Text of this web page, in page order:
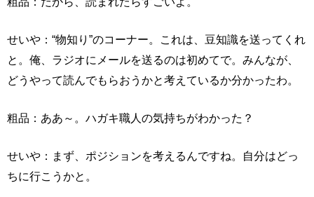
せいや：“物知り”のコーナー。これは、豆知識を送ってくれ
と。俺、ラジオにメールを送るのは初めてで。みんなが、
どうやって読んでもらおうかと考えているか分かったわ。
粗品：ああ～。ハガキ職人の気持ちがわかった？
せいや：まず、ポジションを考えるんですね。自分はどっ
ちに行こうかと。